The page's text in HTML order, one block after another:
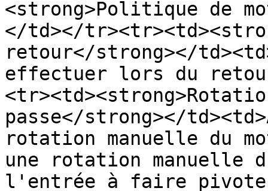
<strong>Politique de
</td></
retour</strong></
effectuer lors du
passe</strong></
rotation manuelle du
une rotation manuelle
l'entrée à faire